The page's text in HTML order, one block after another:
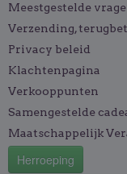
Meestgestelde
Verzending,
Privacy beleid
Klachtenpagina
Verkooppunten
Samengestelde
Maatschappelijk
Herroeping